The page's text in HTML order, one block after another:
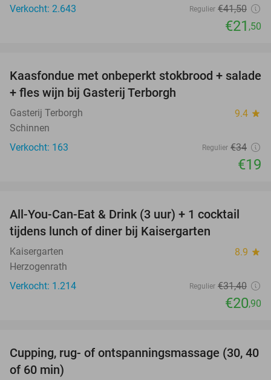
Verkocht: 2.643
Regulier €41,50
€21 ,50
44%
Kaasfondue met onbeperkt stokbrood + salade
+ fles wijn bij Gasterij Terborgh
Gasterij Terborgh 9.4 star
Schinnen
Verkocht: 163
Regulier €34
€19
33%
All-You-Can-Eat & Drink (3 uur) + 1 cocktail
tijdens lunch of diner bij Kaisergarten
Kaisergarten 8.9 star
Herzogenrath
Verkocht: 1.214
Regulier €31,40
€20,90
60%
Cupping, rug- of ontspanningsmassage (30, 40
of 60 min)